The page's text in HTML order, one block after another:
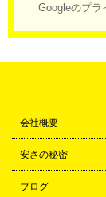
Googleのプラ
会社概要
安さの秘密
ブログ